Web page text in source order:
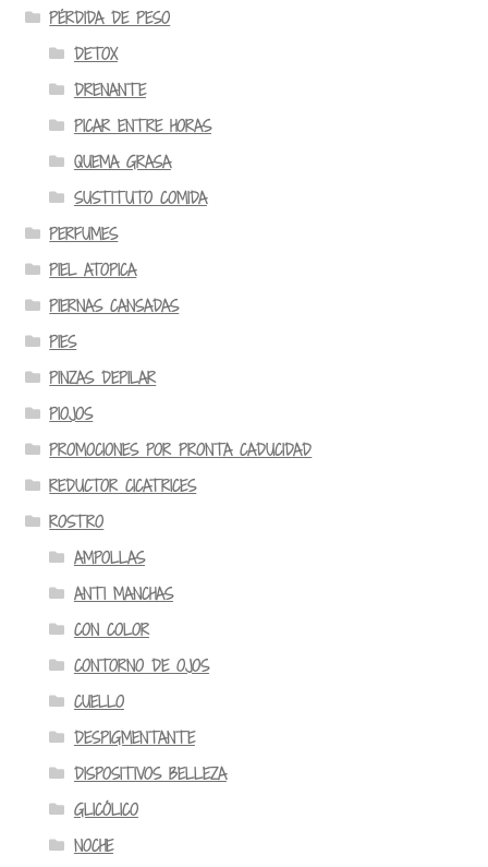
PÉRDIDA DE PESO
DETOX
DRENANTE
PICAR ENTRE HORAS
QUEMA GRASA
SUSTITUTO COMIDA
PERFUMES
PIEL ATOPICA
PIERNAS CANSADAS
PIES
PINZAS DEPILAR
PIOJOS
PROMOCIONES POR PRONTA CADUCIDAD
REDUCTOR CICATRICES
ROSTRO
AMPOLLAS
ANTI MANCHAS
CON COLOR
CONTORNO DE OJOS
CUELLO
DESPIGMENTANTE
DISPOSITIVOS BELLEZA
GLICÓLICO
NOCHE